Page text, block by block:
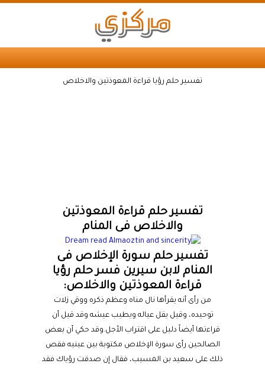
تفسير حلم رؤيا قراءة المعوذتين والاخلاص
تفسير حلم قراءة المعوذتين
والاخلاص فى المنام
تفسير حلم سورة الإخلاص فى
المنام لابن سيرين فسر حلم رؤيا
قراءة المعوذتين والاخلاص:
من رأى أنه يقرأها نال مناه وعظم ذكره ووقي زلات
توحيده، وقيل يقل عياله ويطيب عيشه وقد قيل أن
قراءتها أيضاً دليل على اقتراب الأجل.وقد حكي أن بعض
الصالحين رأى سورة الإخلاص مكتوبة بين عينيه فقص
ذلك على سعيد بن المسيب، فقال إن صدقت رؤياك فقد